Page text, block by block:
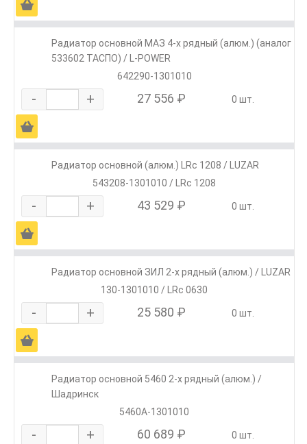
Ä
Радиатор основной МАЗ 4-х рядный (алюм.) (аналог
533602 ТАСПО) / L-POWER
642290-1301010
- + 27 556 ₽ 0 шт.
Ä
Радиатор основной (алюм.) LRc 1208 / LUZAR
543208-1301010 / LRc 1208
- + 43 529 ₽ 0 шт.
Ä
Радиатор основной ЗИЛ 2-х рядный (алюм.) / LUZAR
130-1301010 / LRc 0630
- + 25 580 ₽ 0 шт.
Ä
Радиатор основной 5460 2-х рядный (алюм.) /
Шадринск
5460А-1301010
- + 60 689 ₽ 0 шт.